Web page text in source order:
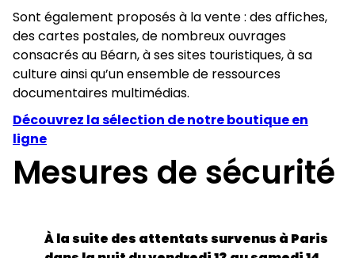
Sont également proposés à la vente : des affiches,
des cartes postales, de nombreux ouvrages
consacrés au Béarn, à ses sites touristiques, à sa
culture ainsi qu’un ensemble de ressources
documentaires multimédias.
Découvrez la sélection de notre boutique en
ligne
Mesures de sécurité
À la suite des attentats survenus à Paris